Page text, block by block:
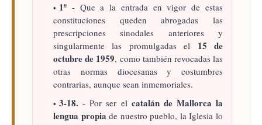
1º - Que a la entrada en vigor de estas
constituciones queden abrogadas las
prescripciones sinodales anteriores y
singularmente las promulgadas el 15 de
octubre de 1959, como también revocadas las
otras normas diocesanas y costumbres
contrarias, aunque sean inmemoriales.
3-18. - Por ser el catalán de Mallorca la
lengua propia de nuestro pueblo, la Iglesia lo